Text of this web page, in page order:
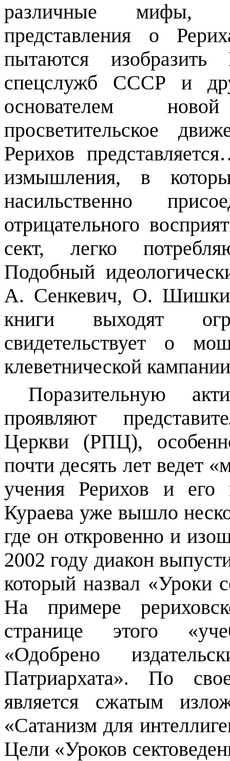
различные мифы,
представления о
пытаются
спецслужб СССР и
основателем
просветительское
Рерихов
измышления, в
насильственно
отрицательного
сект, легко
Подобный
А. Сенкевич, О.
книги выходят
свидетельствует о
клеветнической
Поразительную
проявляют
Церкви (РПЦ),
почти десять лет ведет
учения Рерихов и его
Кураева уже вышло
где он откровенно и
2002 году диакон
который назвал «Уроки
На примере
странице этого
«Одобрено
Патриархата». По
является сжатым
«Сатанизм для
Цели «Уроков